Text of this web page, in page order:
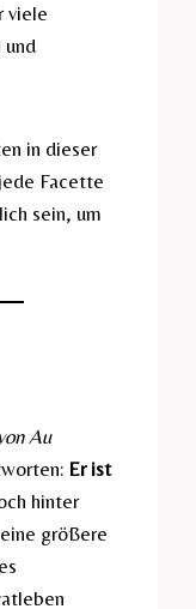
viele
und
in dieser
Facette
sein, um
Au
Er ist
hinter
größere